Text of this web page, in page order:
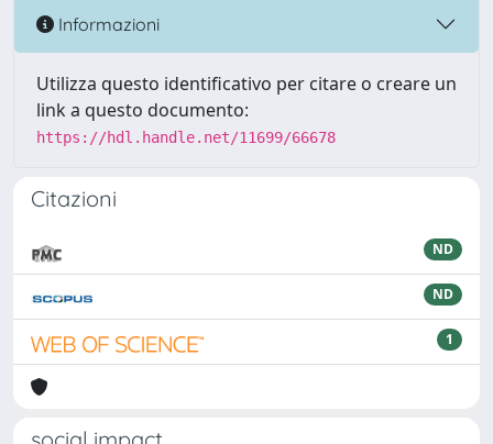
Informazioni
Utilizza questo identificativo per citare o creare un
link a questo documento:
https://hdl.handle.net/11699/66678
Citazioni
ND
ND
1